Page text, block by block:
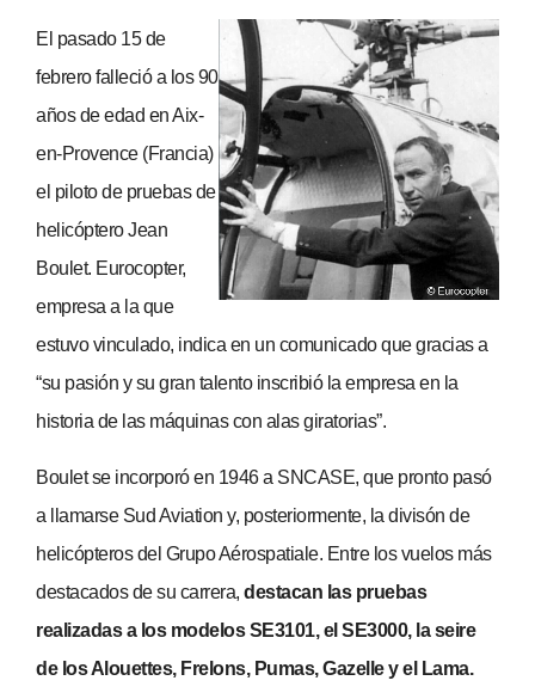
El pasado 15 de
febrero falleció a los 90
años de edad en Aix-
en-Provence (Francia)
el piloto de pruebas de
helicóptero Jean
Boulet. Eurocopter,
empresa a la que
estuvo vinculado, indica en un comunicado que gracias a
“su pasión y su gran talento inscribió la empresa en la
historia de las máquinas con alas giratorias”.
Boulet se incorporó en 1946 a SNCASE, que pronto pasó
a llamarse Sud Aviation y, posteriormente, la divisón de
helicópteros del Grupo Aérospatiale. Entre los vuelos más
destacados de su carrera, destacan las pruebas
realizadas a los modelos SE3101, el SE3000, la seire
de los Alouettes, Frelons, Pumas, Gazelle y el Lama.